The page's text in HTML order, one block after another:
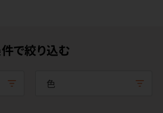
で絞り込む
色